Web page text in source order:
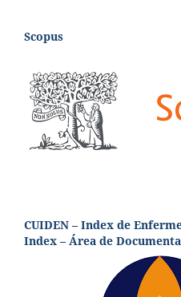
Scopus
CUIDEN – Index de
Index – Área de